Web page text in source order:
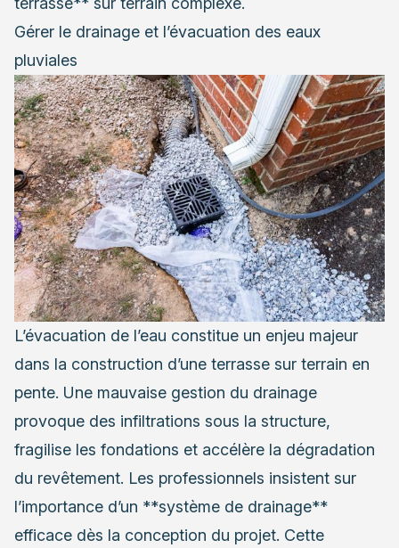
Gérer le drainage et l’évacuation des eaux
pluviales
L’évacuation de l’eau constitue un enjeu majeur
dans la construction d’une terrasse sur terrain en
pente. Une mauvaise gestion du drainage
provoque des infiltrations sous la structure,
fragilise les fondations et accélère la dégradation
du revêtement. Les professionnels insistent sur
l’importance d’un **système de drainage**
efficace dès la conception du projet. Cette